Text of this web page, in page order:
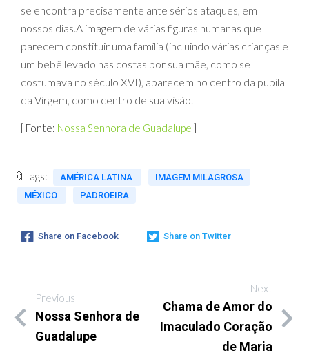
se encontra precisamente ante sérios ataques, em
nossos dias.A imagem de várias figuras humanas que
parecem constituir uma família (incluindo várias crianças e
um bebê levado nas costas por sua mãe, como se
costumava no século XVI), aparecem no centro da pupila
da Virgem, como centro de sua visão.
[ Fonte: Nossa Senhora de Guadalupe ]
🔖Tags: AMÉRICA LATINA
IMAGEM MILAGROSA
MÉXICO
PADROEIRA
Share on Facebook Share on Twitter
Previous
Nossa Senhora de
Guadalupe
Next
Chama de Amor do
Imaculado Coração
de Maria